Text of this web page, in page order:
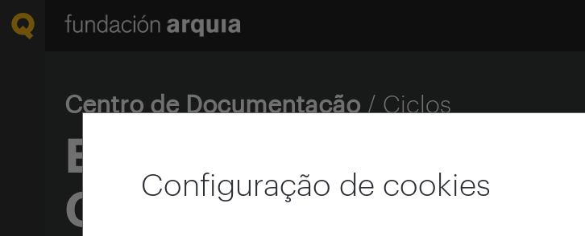
Configuração de cookies
Centro de Documentação / Ciclos
Em homenagem a
Gregotti